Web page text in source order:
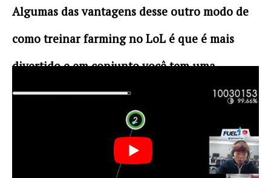
Algumas das vantagens desse outro modo de
como treinar farming no LoL é que é mais
divertido e em conjunto você tem uma
motivação maior.
Além disso, é bacana para ajudar a treinar o
Quando se joga com alguém,